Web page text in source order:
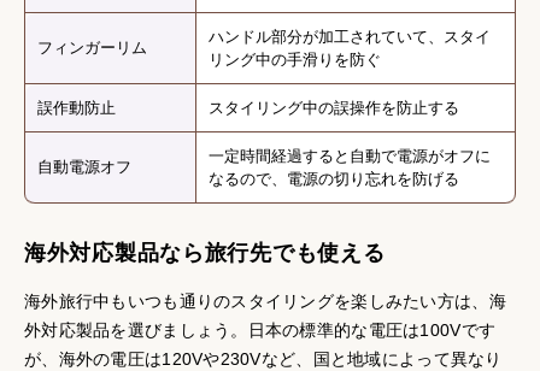
フィンガーリム
ハンドル部分が加工されていて、スタイ
リング中の手滑りを防ぐ
誤作動防止 スタイリング中の誤操作を防止する
自動電源オフ
一定時間経過すると自動で電源がオフに
なるので、電源の切り忘れを防げる
海外対応製品なら旅行先でも使える
海外旅行中もいつも通りのスタイリングを楽しみたい方は、海
外対応製品を選びましょう。日本の標準的な電圧は100Vです
が、海外の電圧は120Vや230Vなど、国と地域によって異なり